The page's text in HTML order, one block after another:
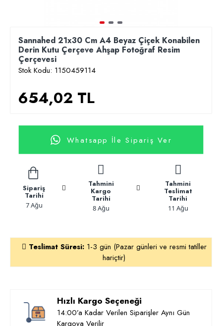
Sannahed 21x30 Cm A4 Beyaz Çiçek Konabilen
Derin Kutu Çerçeve Ahşap Fotoğraf Resim
Çerçevesi
Stok Kodu: 1150459114
654,02 TL
Whatsapp İle Sipariş Ver
Sipariş
Tarihi
7 Ağu
Tahmini
Kargo
Tarihi
8 Ağu
Tahmini
Teslimat
Tarihi
11 Ağu
Teslimat Süresi:1-3 gün (Pazar günleri ve resmi tatiller
hariçtir)
Hızlı Kargo Seçeneği
14:00’a Kadar Verilen Siparişler Aynı Gün
Kargoya Verilir